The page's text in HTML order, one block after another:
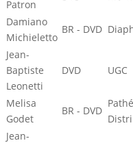
Patron
Damiano
Michieletto
BR - DVD
Jean-
Baptiste
Leonetti
DVD UGC
Melisa
Godet
BR - DVD
Pathé
Jean-